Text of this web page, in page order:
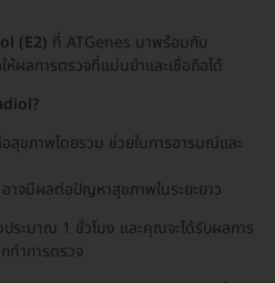
(E2) ที่ ATGenes มาพร้อมกับ
ห้ผลการตรวจที่แม่นยำและเชื่อถือได้
ขภาพโดยรวม ช่วยในการอารมณ์และ
าจมีผลต่อปัญหาสุขภาพในระยะยาว
ประมาณ 1 ชั่วโมง และคุณจะได้รับผลการ
ทำการตรวจ